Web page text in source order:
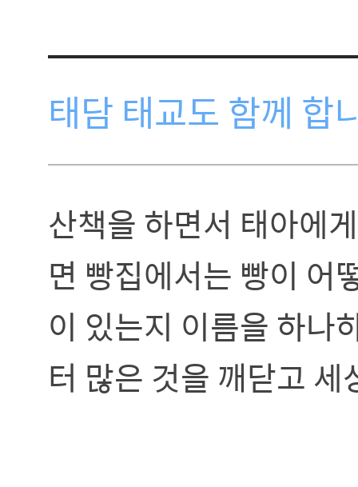
태담 태교도 함께 합
산책을 하면서 태아에
면 빵집에서는 빵이 어
이 있는지 이름을 하나
터 많은 것을 깨닫고